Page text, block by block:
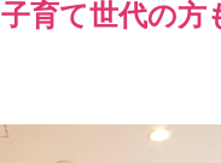
子育て世代の方